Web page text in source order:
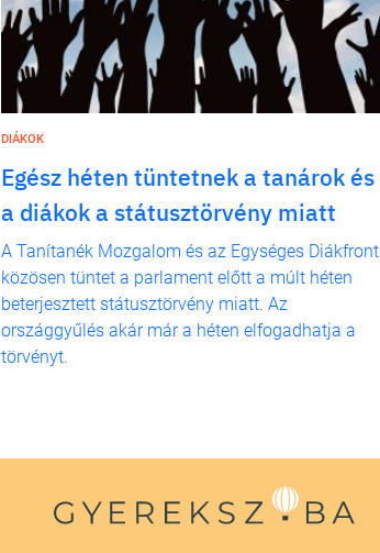
DIÁKOK
Egész héten tüntetnek a tanárok és
a diákok a státusztörvény miatt
A Tanítanék Mozgalom és az Egységes Diákfront
közösen tüntet a parlament előtt a múlt héten
beterjesztett státusztörvény miatt. Az
országgyűlés akár már a héten elfogadhatja a
törvényt.